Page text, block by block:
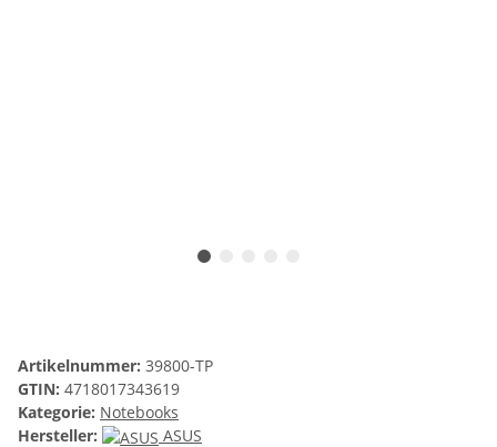
Artikelnummer: 39800-TP
GTIN: 4718017343619
Kategorie: Notebooks
Hersteller:
ASUS